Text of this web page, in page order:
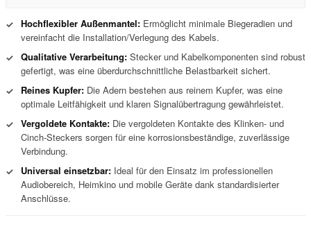
✓ Hochflexibler Außenmantel: Ermöglicht minimale Biegeradien und
vereinfacht die Installation/Verlegung des Kabels.
✓ Qualitative Verarbeitung: Stecker und Kabelkomponenten sind robust
gefertigt, was eine überdurchschnittliche Belastbarkeit sichert.
✓
Reines Kupfer: Die Adern bestehen aus reinem Kupfer, was eine
optimale Leitfähigkeit und klaren Signalübertragung gewährleistet.
✓ Vergoldete Kontakte: Die vergoldeten Kontakte des Klinken- und
Cinch-Steckers sorgen für eine korrosionsbeständige, zuverlässige
Verbindung.
✓
Universal einsetzbar: Ideal für den Einsatz im professionellen
Audiobereich, Heimkino und mobile Geräte dank standardisierter
Anschlüsse.